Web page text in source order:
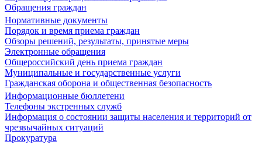
Обращения граждан
Нормативные документы
Порядок и время приема граждан
Обзоры решений, результаты, принятые меры
Электронные обращения
Общероссийский день приема граждан
Муниципальные и государственные услуги
Гражданская оборона и общественная безопасность
Информационные бюллетени
Телефоны экстренных служб
Информация о состоянии защиты населения и территорий от
чрезвычайных ситуаций
Прокуратура